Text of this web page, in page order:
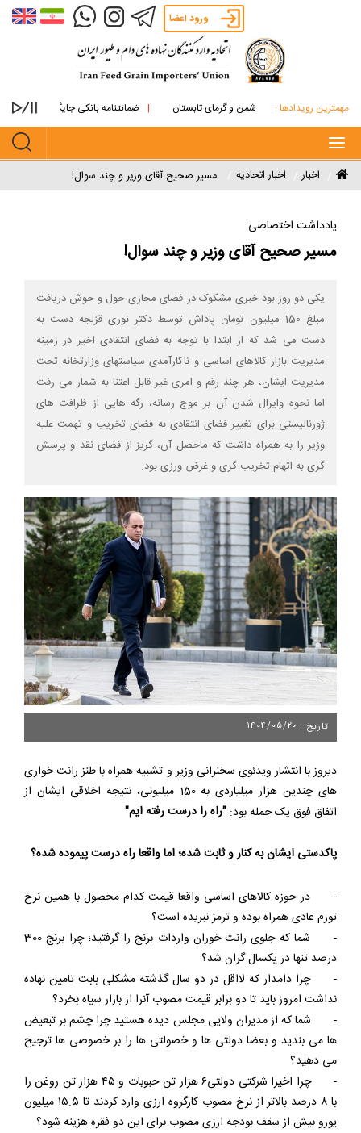
ورود اعضا
مهمترین رویدادها :
روغنی از آتش دشمن و گرمای تابستان ضمانتنامه بانکی جایگزین پرداخت
Toggle
navigation
اخبار اخبار اتحادیه مسیر صحیح آقای وزیر و چند سوال!
یادداشت اختصاصی
مسیر صحیح آقای وزیر و چند سوال!
یکی دو روز بود خبری مشکوک در فضای مجازی حول و حوش دریافت
مبلغ 150 میلیون تومان پاداش توسط دکتر نوری قزلجه دست به
دست می شد که از ابتدا با توجه به فضای انتقادی اخیر در زمینه
مدیریت بازار کالاهای اساسی و ناکارآمدی سیاستهای وزارتخانه تحت
مدیریت ایشان، هر چند رقم و امری غیر قابل اعتنا به شمار می رفت
اما نحوه وایرال شدن آن بر موج رسانه، رگه هایی از ظرافت های
ژورنالیستی برای تغییر فضای انتقادی به فضای تخریب و تهمت علیه
وزیر را به همراه داشت که ماحصل آن، گریز از فضای نقد و پرسش
گری به اتهام تخریب گری و غرض ورزی بود.
تاریخ : ۱۴۰۴/۰۵/۲۰
دیروز با انتشار ویدئوی سخنرانی وزیر و تشبیه همراه با طنز رانت خواری
های چندین هزار میلیاردی به 150 میلیونی، نتیجه اخلاقی ایشان از
اتفاق فوق یک جمله بود: "راه را درست رفته ایم"
پاکدستی ایشان به کنار و ثابت شده؛ اما واقعا راه درست پیموده شده؟
-
در حوزه کالاهای اساسی واقعا قیمت کدام محصول با همین نرخ
تورم عادی همراه بوده و ترمز نبریده است؟
-
شما که جلوی رانت خوران واردات برنج را گرفتید؛ چرا برنج 300
درصد تنها در یکسال گران شد؟
-
چرا دامدار که لااقل در دو سال گذشته مشکلی بابت تامین نهاده
نداشت امروز باید تا دو برابر قیمت مصوب آنرا از بازار سیاه بخرد؟
-
شما که از مدیران ولایی مجلس دیده هستید چرا چشم بر تبعیض
ها می بندید و بعضا دولتی ها و خصولتی ها را بر خصوصی ها ترجیح
می دهید؟
-
چرا اخیرا شرکتی دولتی۶ هزار تن حبوبات و ۴۵ هزار تن روغن را
با ۸ درصد بالاتر از نرخ مصوب کارگروه ارزی وارد کردند تا ۱۵.۵ میلیون
یورو بیش از سقف بودجه ارزی مصوب برای این دو فقره هزینه شود؟